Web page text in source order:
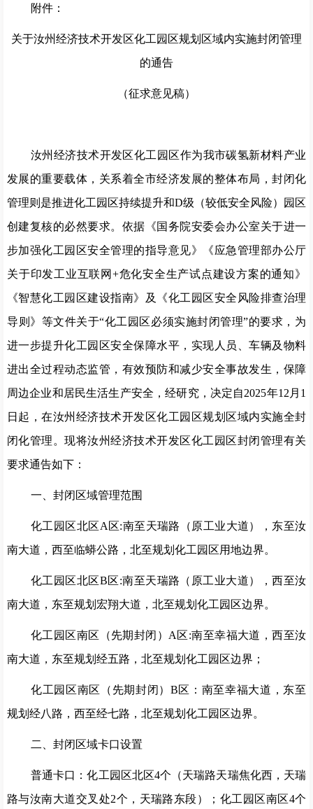
附件：
关于汝州经济技术开发区化工园区规划区域内实施封闭管理
的通告
（征求意见稿）
汝州经济技术开发区化工园区作为我市碳氢新材料产业
发展的重要载体，关系着全市经济发展的整体布局，封闭化
管理则 是推进化工园区持续提升和D级（较低安全风险）园区
创建复核的必然要求。依据《国务院安委会办公室关于进一
步加强化工园区安全管理的指导意见》
《应急管理部办公厅
关于印发工业互联网 +危化安全生产试点建设方案的通知》
《智慧化工园区建设指南》及《化工园区安全风险排查治理
导则》等文件关于“化工园区必须实施封闭管理”的要求，为
进一步提升化工园区安全保障水平，实现人员、车辆及物料
进出全过程动态监管，有效预防和减少安全事故发生，保障
周边企业和居民生活生产安全，经研究，决定自2025年1 2 月 1
日 起，在汝州经济技术开发区化工园区规划区域内实施全封
闭化管理。现将汝州经济技术开发区化工园区封闭管理有关
要求通告如下：
一、封闭区域管理范围
化工园区北区A 区:南至天瑞路（原工业大道），东至汝
南大道，西至临蟒公路，北至规划化工园区用地边界。
化工园区北区B区:南至天瑞路（原工业大道），西至汝
南大道，东至规划宏翔大道，北至规划化工园区边界。
化工园区南区（先期封闭） A 区:南至幸福大道，西至汝
南大道，东至规划经五路，北至规划化工园区边界；
化工园区南区（先期封闭） B区：南至幸福大道，东至
规划经八路，西至经七路，北至规划化工园区边界。
二、封闭区域卡口设置
普通卡口：化工园区北区4个（天瑞路天瑞焦化西，天瑞
路与汝南大道交叉处2个，天瑞路东段）；化工园区南区4个